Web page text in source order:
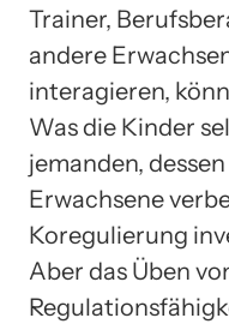
Trainer,
andere
interagieren,
Was die Kinder
jemanden,
Erwachsene
Koregulierung
Aber das Üben